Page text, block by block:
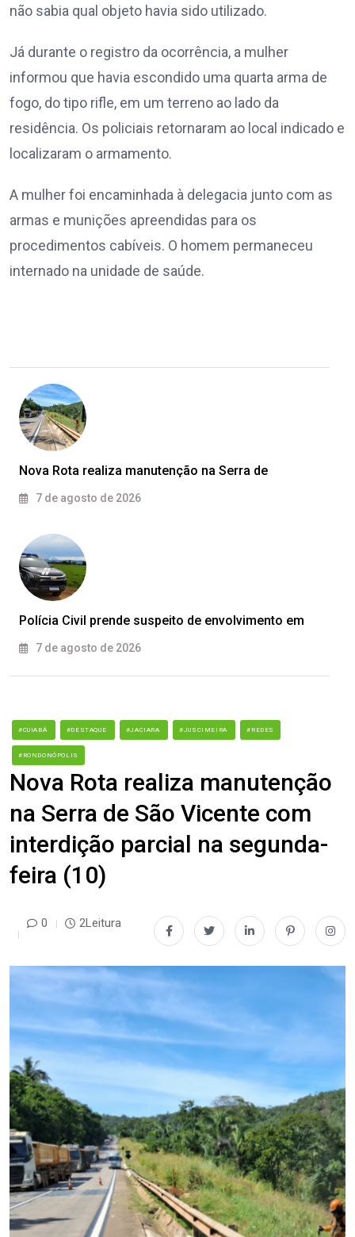
não sabia qual objeto havia sido utilizado.
Já durante o registro da ocorrência, a mulher
informou que havia escondido uma quarta arma de
fogo, do tipo rifle, em um terreno ao lado da
residência. Os policiais retornaram ao local indicado e
localizaram o armamento.
A mulher foi encaminhada à delegacia junto com as
armas e munições apreendidas para os
procedimentos cabíveis. O homem permaneceu
internado na unidade de saúde.
Nova Rota realiza manutenção na Serra de
7 de agosto de 2026
Polícia Civil prende suspeito de envolvimento em
7 de agosto de 2026
#CUIABÁ #DESTAQUE #JACIARA #JUSCIMEIRA #REDES
#RONDONÓPOLIS
Nova Rota realiza manutenção
na Serra de São Vicente com
interdição parcial na segunda-
feira (10)
0 2Leitura